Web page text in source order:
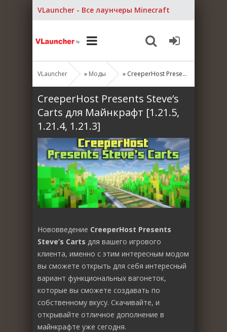
VLauncher - Все лаунчеры Minecraft
VLauncher » Моды » CreeperHost Presents Steve’s Carts для Майнкрафт [1.21.5, 1.21.4, 1.21.3]
CreeperHost Presents Steve’s
Carts для Майнкрафт [1.21.5,
1.21.4, 1.21.3]
Нововведение CreeperHost Presents
Steve’s Carts для вашего игрового
клиента, именно с этим интересным модом
вы сможете открыть для себя интересный
вариант функциональных вагонеток,
которые вы сможете создавать по
собственному вкусу. Скачивайте, и
открывайте отличное дополнение в
майнкрафте уже сегодня.